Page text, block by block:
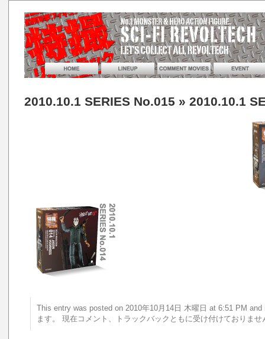
2010.10.1 SERIES No.015 » 2010.10.1
This entry was posted on 2010年10月14日 木曜日 at 6:51 PM
ます。 現在コメント、トラックバックともに受け付けておりませ